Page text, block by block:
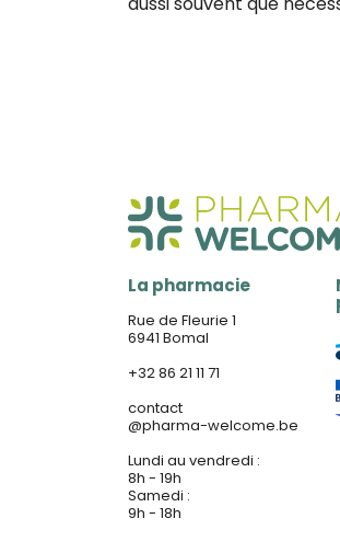
La pharmacie
Rue de Fleurie 1
6941 Bomal
+32 86 21 11 71
contact
@pharma-welcome.be
Lundi au vendredi :
8h - 19h
Samedi :
9h - 18h